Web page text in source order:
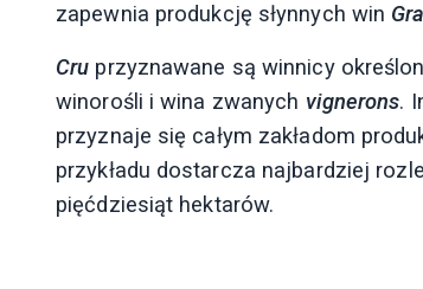
zapewnia produkcję słynnych win
Cru przyznawane są winnicy
winorośli i wina zwanych vignerons.
przyznaje się całym zakładom
przykładu dostarcza najbardziej
pięćdziesiąt hektarów.